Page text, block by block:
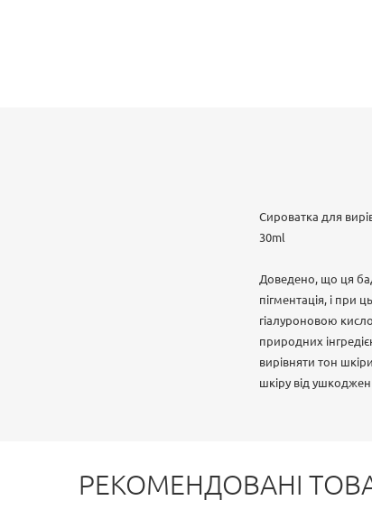
Сироватка для
30ml
Доведено, що ця
пігментація, і при
гіалуроновою
природних
вирівняти тон
шкіру від
РЕКОМЕНДОВАНІ